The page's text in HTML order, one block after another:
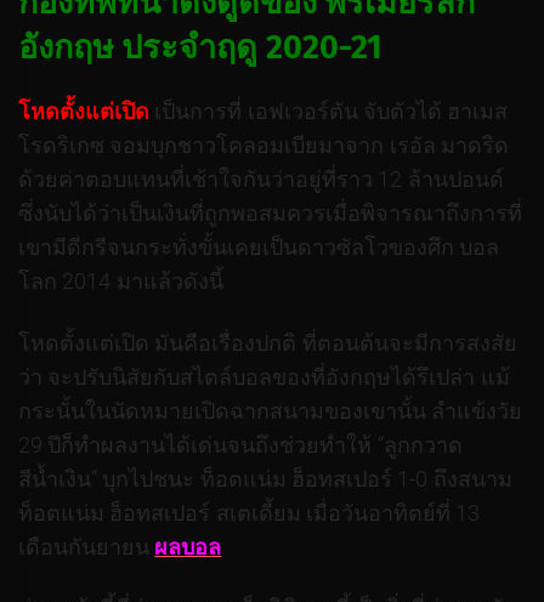
อังกฤษ ประจำฤดู 2020-21
โหดตั้งแต่เปิด เป็นการที่ เอฟเวอร์ตัน จับตัวได้ ฮาเมส
โรดริเกซ จอมบุกชาวโคลอมเบียมาจาก เรอัล มาดริด
ด้วยค่าตอบแทนที่เช้าใจกันว่าอยู่ที่ราว 12 ล้านปอนด์
ซึ่งนับได้ว่าเป็นเงินที่ถูกพอสมควรเมื่อพิจารณาถึงการที่
เขามีดีกรีจนกระทั่งขั้นเคยเป็นดาวซัลโวของศึก บอล
โลก 2014 มาแล้วดังนี้
โหดตั้งแต่เปิด มันคือเรื่องปกติ ที่ตอนต้นจะมีการสงสัย
ว่า จะปรับนิสัยกับสไตล์บอลของที่อังกฤษได้รึเปล่า แม้
กระนั้นในนัดหมายเปิดฉากสนามของเขานั้น ลำแข้งวัย
29 ปีก็ทำผลงานได้เด่นจนถึงช่วยทำให้ “ลูกกวาด
สีน้ำเงิน” บุกไปชนะ ท็อตแน่ม ฮ็อทสเปอร์ 1-0 ถึงสนาม
ท็อตแน่ม ฮ็อทสเปอร์ สเตเดี้ยม เมื่อวันอาทิตย์ที่ 13
เดือนกันยายน ผลบอล